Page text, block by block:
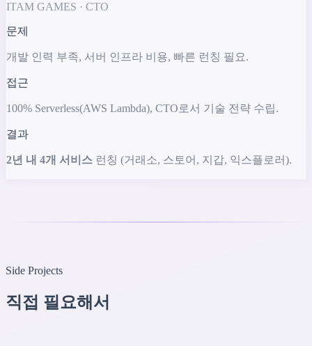
ITAM GAMES · CTO
문제
개발 인력 부족, 서버 인프라 비용, 빠른 런칭 필요.
접근
100% Serverless(AWS Lambda), CTO로서 기술 전략 수립.
결과
2년 내 4개 서비스 런칭 (거래소, 스토어, 지갑, 익스플로러).
Side Projects
직접 필요해서